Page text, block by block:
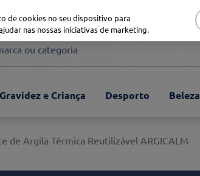
ou categoria
Gravidez e Criança Desporto Beleza
de Argila Térmica Reutilizável ARGICALM
de cookies no seu dispositivo para
nas nossas iniciativas de marketing.